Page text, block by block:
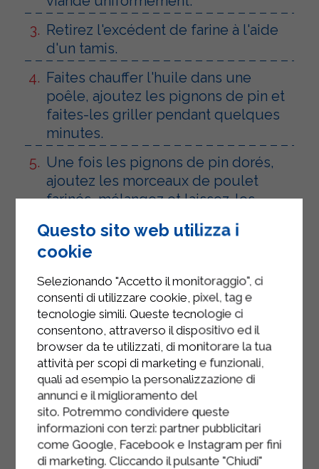
Retirez l'excédent de farine à l'aide
d'un tamis.
Faites chauffer l'huile dans une
poêle, ajoutez les pignons de pin et
faites-les griller pendant quelques
minutes.
Une fois les pignons de pin dorés,
ajoutez les morceaux de poulet
farinés, mélangez et laissez-les
déglacez avec de l'eau.
curcuma avec le yaourt nature allégé
Sterilgarda dans un bol.
Mélangez bien la préparation jusqu'à
ce qu'elle devienne crémeuse.
Versez la sauce dans la poêle et
remuez à feu doux pour bien
mélanger.
Servez les bouchées de poulet avec
du yaourt et du curcuma,
Questo sito web utilizza i
cookie
Selezionando "Accetto il monitoraggio", ci
consenti di utilizzare cookie, pixel, tag e
tecnologie simili. Queste tecnologie ci
consentono, attraverso il dispositivo ed il
browser da te utilizzati, di monitorare la tua
attività per scopi di marketing e funzionali,
quali ad esempio la personalizzazione di
annunci e il miglioramento del
sito. Potremmo condividere queste
informazioni con terzi: partner pubblicitari
come Google, Facebook e Instagram per fini
di marketing. Cliccando il pulsante "Chiudi"